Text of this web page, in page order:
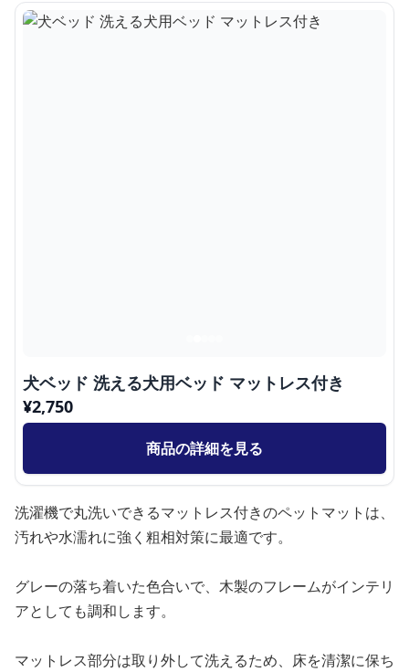
犬ベッド 洗える犬用ベッド マットレス付き
¥2,750
商品の詳細を見る
洗濯機で丸洗いできるマットレス付きのペットマットは、
汚れや水濡れに強く粗相対策に最適です。
グレーの落ち着いた色合いで、木製のフレームがインテリ
アとしても調和します。
マットレス部分は取り外して洗えるため、床を清潔に保ち